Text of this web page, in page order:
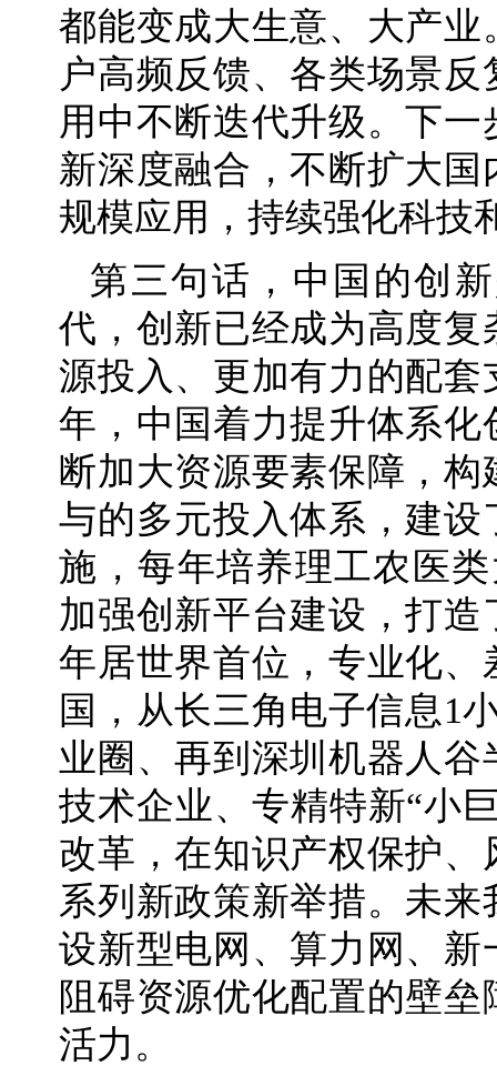
都能变成大生意、大产
户高频反馈、各类场景
用中不断迭代升级。下
新深度融合，不断扩大
规模应用，持续强化科技
第三句话，中国的创
代，创新已经成为高度
源投入、更加有力的配
年，中国着力提升体系
断加大资源要素保障，
与的多元投入体系，建
施，每年培养理工农医
加强创新平台建设，打
年居世界首位，专业化
国，从长三角电子信息1
业圈、再到深圳机器人
技术企业、专精特新“小
改革，在知识产权保护
系列新政策新举措。未
设新型电网、算力网、
阻碍资源优化配置的壁
活力。